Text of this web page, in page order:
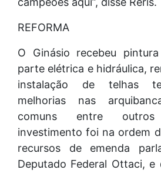
REFORMA
O Ginásio recebeu
parte elétrica e hidráulica,
instalação de telhas
melhorias nas
comuns entre
investimento foi na ordem
recursos de emenda
Deputado Federal Ottaci,